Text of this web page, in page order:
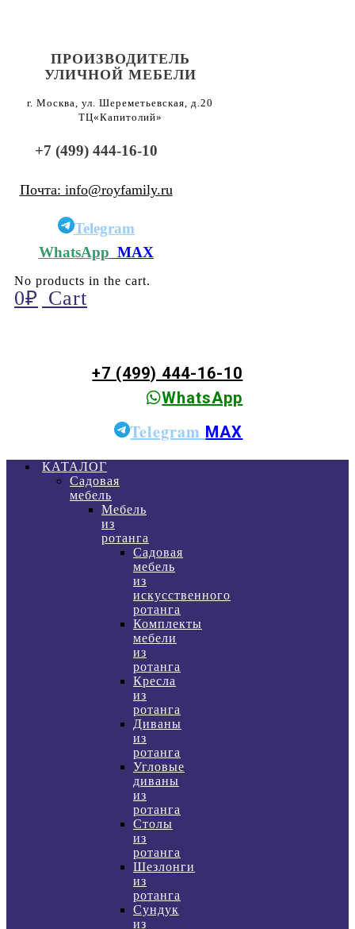
ПРОИЗВОДИТЕЛЬ
УЛИЧНОЙ МЕБЕЛИ
г. Москва, ул. Шереметьевская, д.20
ТЦ«Капитолий»
+7 (499) 444-16-10
Почта: info@royfamily.ru
Telegram
WhatsApp MAX
No products in the cart.
0₽ Cart
+7 (499) 444-16-10
WhatsApp
Telegram MAX
КАТАЛОГ
Садовая
мебель
Мебель
из
ротанга
Садовая
мебель
из
искусственного
ротанга
Комплекты
мебели
из
ротанга
Кресла
из
ротанга
Диваны
из
ротанга
Угловые
диваны
из
ротанга
Столы
из
ротанга
Шезлонги
из
ротанга
Сундук
из